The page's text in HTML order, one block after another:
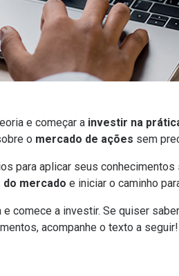
e começar a investir na
o mercado de ações sem
para aplicar seus
mercado e iniciar o caminho
comece a investir. Se quiser
acompanhe o texto a seguir!